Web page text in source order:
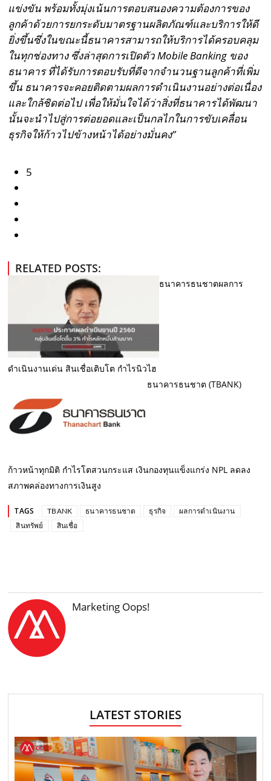
แข่งขัน พร้อมทั้งมุ่งเน้นการตอบสนองความต้องการของ
ลูกค้าด้วยการยกระดับมาตรฐานผลิตภัณฑ์และบริการให้ดี
ยิ่งขึ้นซึ่งในขณะนี้ธนาคารสามารถให้บริการได้ครอบคลุม
ในทุกช่องทาง ซึ่งล่าสุดการเปิดตัว Mobile Banking ของ
ธนาคาร ที่ได้รับการตอบรับที่ดีจากจำนวนฐานลูกค้าที่เพิ่ม
ขึ้น ธนาคารจะคอยติดตามผลการดำเนินงานอย่างต่อเนื่อง
และใกล้ชิดต่อไป เพื่อให้มั่นใจได้ว่าสิ่งที่ธนาคารได้พัฒนา
นั้นจะนำไปสู่การต่อยอดและเป็นกลไกในการขับเคลื่อน
ธุรกิจให้ก้าวไปข้างหน้าได้อย่างมั่นคง”
5
RELATED POSTS:
ธนาคารธนชาตผลการ
ดำเนินงานเด่น สินเชื่อเติบโต กำไรนิวไฮ
ธนาคารธนชาต (TBANK)
ก้าวหน้าทุกมิติ กำไรโตสวนกระแส เงินกองทุนแข็งแกร่ง NPL ลดลง
สภาพคล่องทางการเงินสูง
TAGS TBANK ธนาคารธนชาต ธุรกิจ
ผลการดำเนินงาน
สินทรัพย์
สินเชื่อ
Marketing Oops!
LATEST STORIES